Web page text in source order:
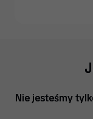
Nie jesteśmy